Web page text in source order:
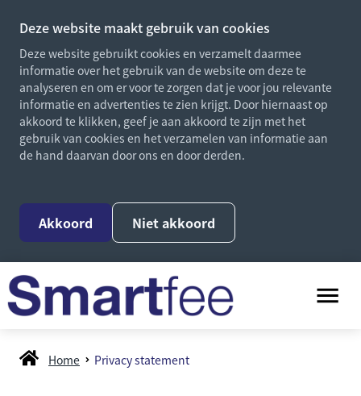
Deze website maakt gebruik van cookies
Deze website gebruikt cookies en verzamelt daarmee
informatie over het gebruik van de website om deze te
analyseren en om er voor te zorgen dat je voor jou relevante
informatie en advertenties te zien krijgt. Door hiernaast op
akkoord te klikken, geef je aan akkoord te zijn met het
gebruik van cookies en het verzamelen van informatie aan
de hand daarvan door ons en door derden.
Akkoord Niet akkoord
Home Privacy statement